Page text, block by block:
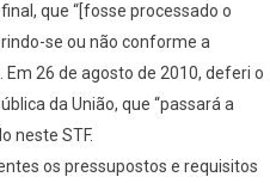
que “[fosse processado o
se ou não conforme a
26 de agosto de 2010, deferi o
da União, que “passará a
neste STF.
os pressupostos e requisitos